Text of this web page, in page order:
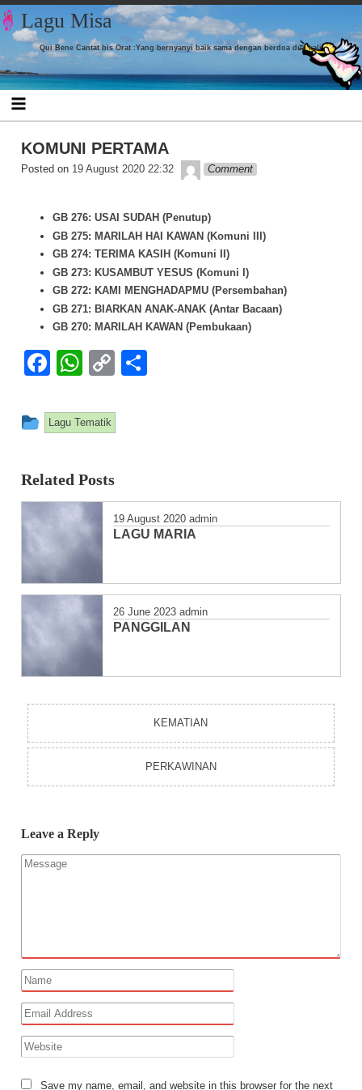
Skip to content
Lagu Misa
Qui Bene Cantat bis Orat :Yang bernyanyi baik sama dengan berdoa dua kali
KOMUNI PERTAMA
Posted on 19 August 2020 22:32 admin
Comment
GB 276: USAI SUDAH (Penutup)
GB 275: MARILAH HAI KAWAN (Komuni III)
GB 274: TERIMA KASIH (Komuni II)
GB 273: KUSAMBUT YESUS (Komuni I)
GB 272: KAMI MENGHADAPMU (Persembahan)
GB 271: BIARKAN ANAK-ANAK (Antar Bacaan)
GB 270: MARILAH KAWAN (Pembukaan)
Facebook
WhatsApp
Copy
This entry was posted in
Lagu Tematik
Related Posts
19 August 2020 admin
LAGU MARIA
26 June 2023 admin
PANGGILAN
KEMATIAN
PERKAWINAN
Leave a Reply
Save my name, email, and website in this browser for the next